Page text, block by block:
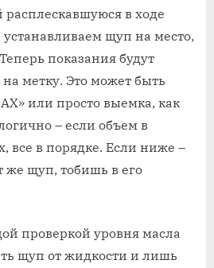
расплескавшуюся в ходе
щуп на место,
показания будут
метку. Это может быть
или просто выемка, как
– если объем в
все в порядке. Если ниже –
же щуп, тобишь в его
проверкой уровня масла
щуп от жидкости и лишь